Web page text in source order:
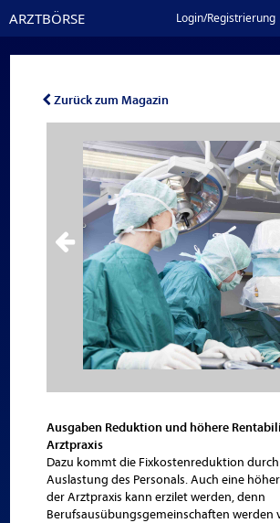
ARZTBÖRSE Login/Registrierung
Zurück zum Magazin
Ausgaben Reduktion und höhere
Arztpraxis
Dazu kommt die Fixkostenreduktion durch
Auslastung des Personals. Auch eine
der Arztpraxis kann erzilet werden, denn
Berufsausübungsgemeinschaften werden